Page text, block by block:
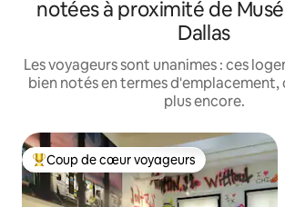
notées à proximité de
Dallas
Les voyageurs sont unanimes : ces
bien notés en termes
plus encore.
Coups de cœur voyageurs les plus
Coup de cœur voyageurs